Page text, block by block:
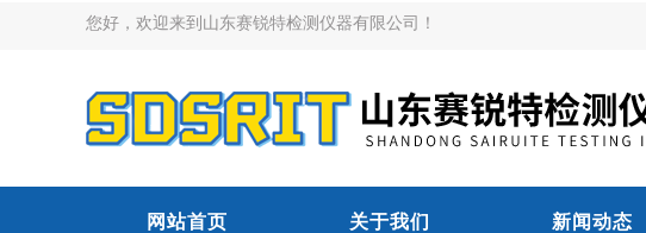
您好，欢迎来到山东赛锐特检测仪器有限公司！
网站首页 关于我们 新闻动态